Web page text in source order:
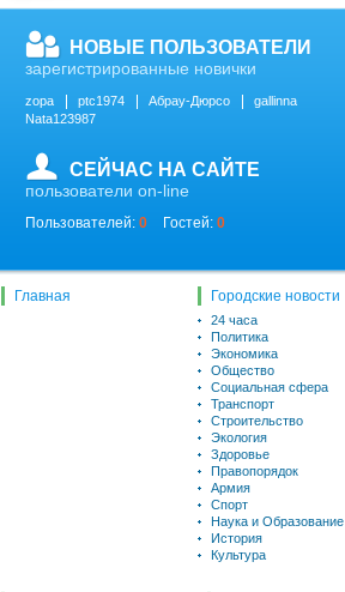
НОВЫЕ ПОЛЬЗОВАТЕЛИ
зарегистрированные новички
zopa ptc1974 Абрау-Дюрсо
gallinna
Nata123987
СЕЙЧАС НА САЙТЕ
пользователи on-line
Пользователей: 0 Гостей: 0
Главная Городские новости
24 часа
Политика
Экономика
Общество
Социальная сфера
Транспорт
Строительство
Экология
Здоровье
Правопорядок
Армия
Спорт
Наука и Образование
История
Культура